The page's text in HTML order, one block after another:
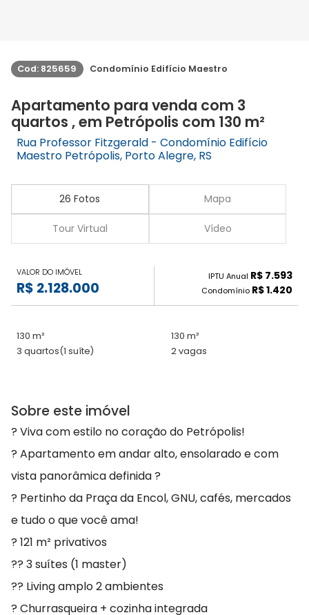
Cod: 825659 Condomínio Edifício Maestro
Apartamento para venda com 3
quartos , em Petrópolis com 130 m²
Rua Professor Fitzgerald - Condomínio Edifício
Maestro Petrópolis, Porto Alegre, RS
26 Fotos Mapa
Tour Virtual Vídeo
VALOR DO IMÓVEL
R$ 2.128.000
IPTU Anual R$ 7.593
Condomínio R$ 1.420
130 m²
130 m²
3 quartos(1 suíte) 2 vagas
Sobre este imóvel
? Viva com estilo no coração do Petrópolis!
? Apartamento em andar alto, ensolarado e com
vista panorâmica definida ?
? Pertinho da Praça da Encol, GNU, cafés, mercados
e tudo o que você ama!
? 121 m² privativos
?? 3 suítes (1 master)
?? Living amplo 2 ambientes
? Churrasqueira + cozinha integrada